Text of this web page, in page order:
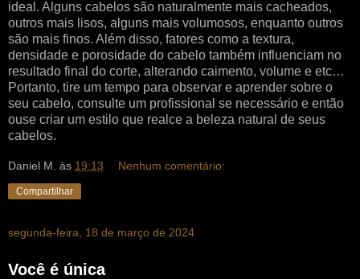
ideal. Alguns cabelos são naturalmente mais cacheados,
outros mais lisos, alguns mais volumosos, enquanto outros
são mais finos. Além disso, fatores como a textura,
densidade e porosidade do cabelo também influenciam no
resultado final do corte, alterando caimento, volume e etc…
Portanto, tire um tempo para observar e aprender sobre o
seu cabelo, consulte um profissional se necessário e então
ouse criar um estilo que realce a beleza natural de seus
cabelos.
Daniel M. às 19:13 Nenhum comentário:
Compartilhar
segunda-feira, 18 de março de 2024
Você é única